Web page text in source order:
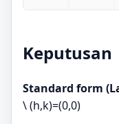
Keputusan
Standard form
\ (h,k)=(0,0)